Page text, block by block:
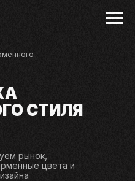
СТИЛЯ
рынок,
цвета и